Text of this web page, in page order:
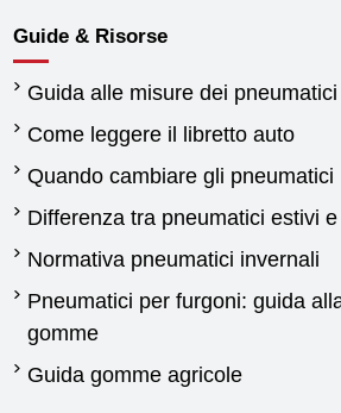
Guide & Risorse
Guida alle misure dei pneumatici
Come leggere il libretto auto
Quando cambiare gli pneumatici
Differenza tra pneumatici estivi
Normativa pneumatici invernali
Pneumatici per furgoni: guida
gomme
Guida gomme agricole